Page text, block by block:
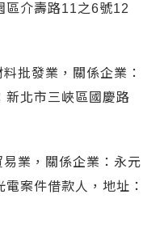
區介壽路11之6號12
批發業，關係企業：
新北市三峽區國慶路
業，關係企業：永元
案件借款人，地址：